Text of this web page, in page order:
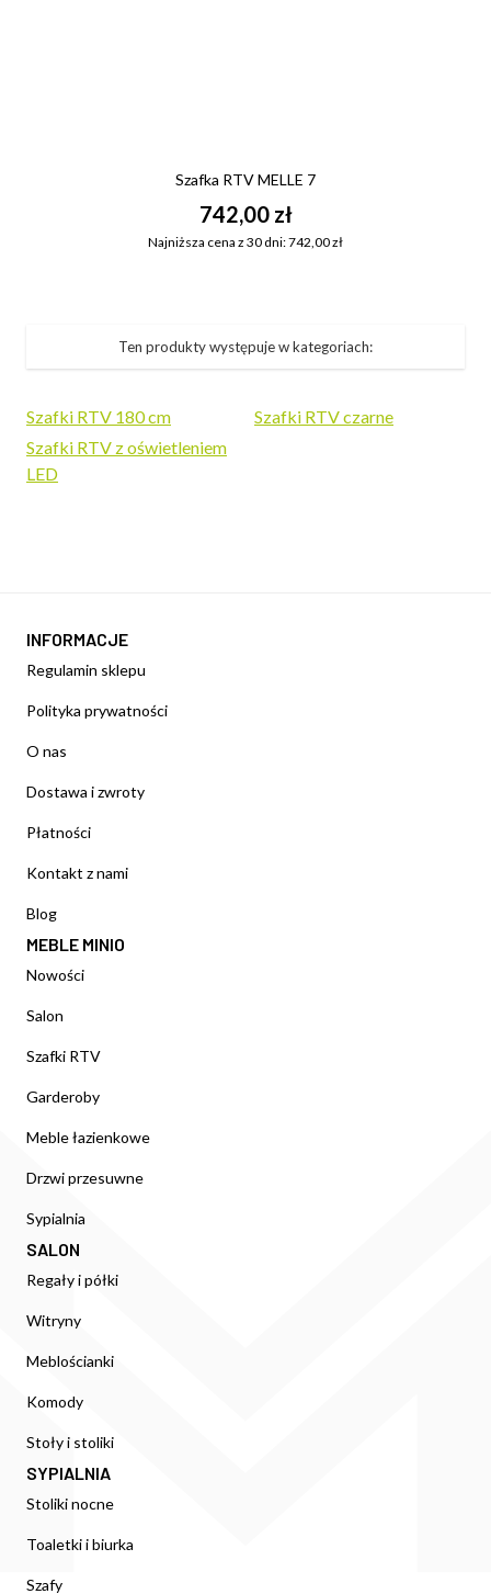
Szafka RTV MELLE 7
742,00 zł
Najniższa cena z 30 dni: 742,00 zł
Ten produkty występuje w kategoriach:
Szafki RTV 180 cm
Szafki RTV czarne
Szafki RTV z oświetleniem
LED
INFORMACJE
Regulamin sklepu
Polityka prywatności
O nas
Dostawa i zwroty
Płatności
Kontakt z nami
Blog
MEBLE MINIO
Nowości
Salon
Szafki RTV
Garderoby
Meble łazienkowe
Drzwi przesuwne
Sypialnia
SALON
Regały i półki
Witryny
Meblościanki
Komody
Stoły i stoliki
SYPIALNIA
Stoliki nocne
Toaletki i biurka
Szafy